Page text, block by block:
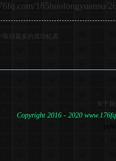
185huolongyuansu/
取得最多的成功机遇
关于
Copyright 2016 - 2020